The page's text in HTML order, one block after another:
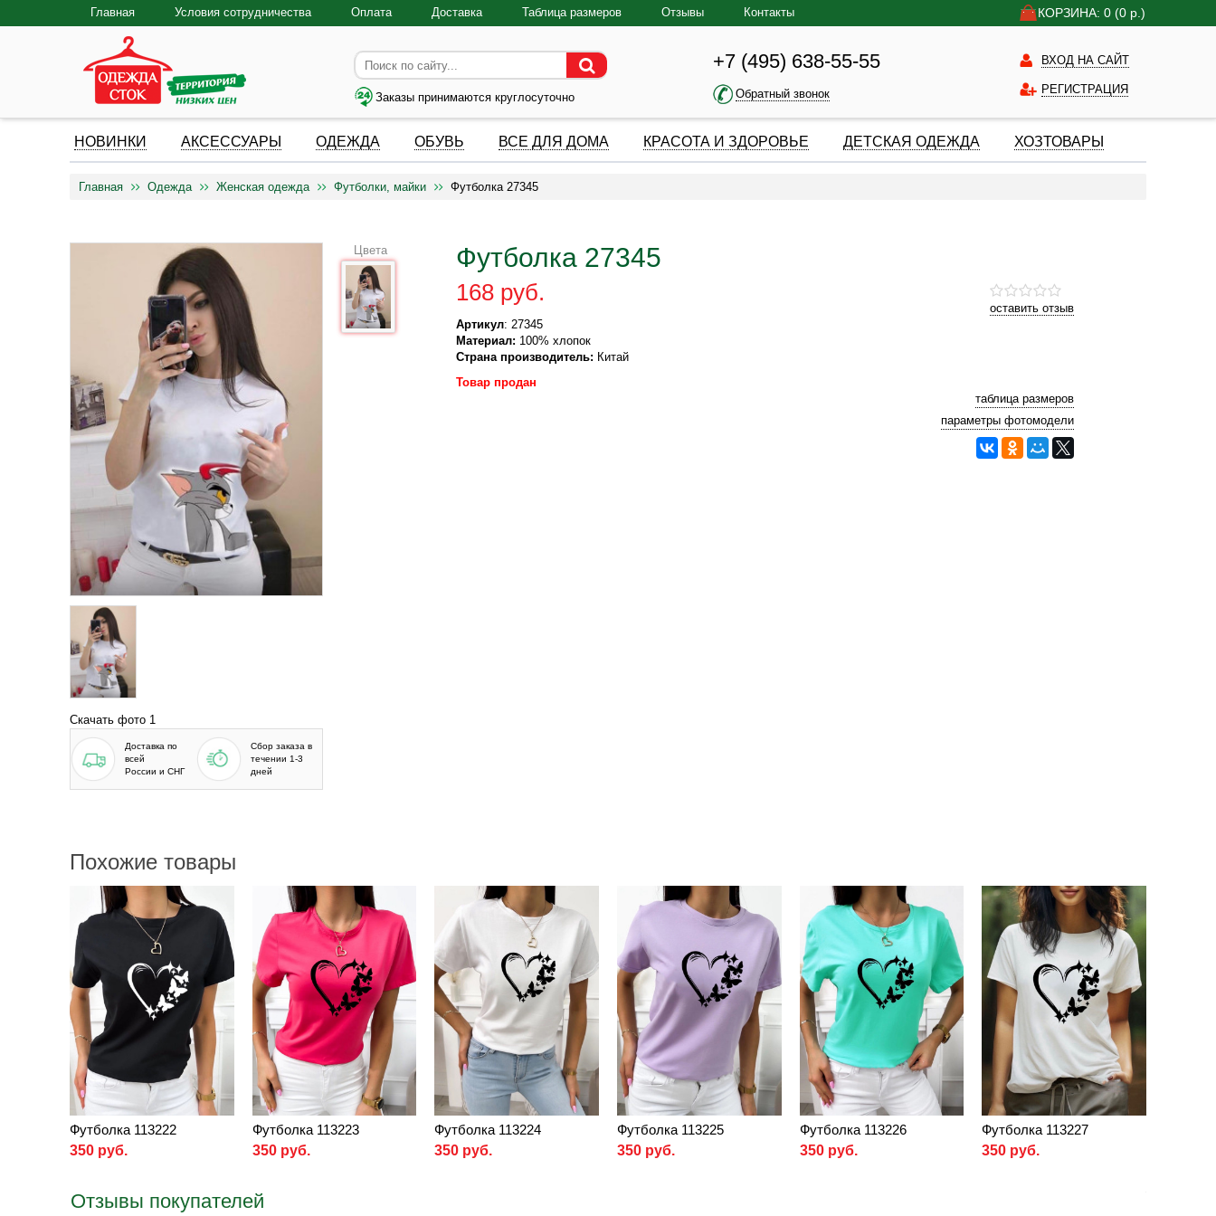
КОРЗИНА: 0 (0 р.)
Главная Условия сотрудничества Оплата Доставка Таблица размеров Отзывы Контакты
Заказы принимаются круглосуточно
+7 (495) 638-55-55
Обратный звонок
ВХОД НА САЙТ
РЕГИСТРАЦИЯ
НОВИНКИ АКСЕССУАРЫ ОДЕЖДА ОБУВЬ ВСЕ ДЛЯ ДОМА КРАСОТА И ЗДОРОВЬЕ ДЕТСКАЯ ОДЕЖДА ХОЗТОВАРЫ
Главная Одежда Женская одежда Футболки, майки Футболка 27345
Скачать фото 1
Доставка по
всей
России и СНГ
Сбор заказа в
течении 1-3
дней
Футболка 27345
оставить отзыв
168 руб.
Артикул: 27345
Материал: 100% хлопок
Страна производитель: Китай
Цвета
Товар продан
таблица размеров
параметры фотомодели
Похожие товары
Футболка 113222
350 руб.
Футболка 113223
350 руб.
Футболка 113224
350 руб.
Футболка 113225
350 руб.
Футболка 113226
350 руб.
Футболка 113227
350 руб.
Отзывы покупателей